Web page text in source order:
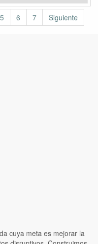
5 6 7 Siguiente
cuya meta es mejorar la